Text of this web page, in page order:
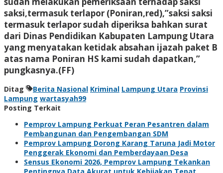
saksi,termasuk terlapor (Poniran,red),”saksi saksi
termasuk terlapor sudah diperiksa bahkan surat
dari Dinas Pendidikan Kabupaten Lampung Utara
yang menyatakan ketidak absahan ijazah paket B
atas nama Poniran HS kami sudah dapatkan,”
pungkasnya.(FF)
Ditag Berita Nasional Kriminal Lampung Utara Provinsi
Lampung wartasyah99
Posting Terkait
Pemprov Lampung Perkuat Peran Pesantren dalam
Pembangunan dan Pengembangan SDM
Pemprov Lampung Dorong Karang Taruna Jadi Motor
Penggerak Ekonomi dan Pemberdayaan Desa
Sensus Ekonomi 2026, Pemprov Lampung Tekankan